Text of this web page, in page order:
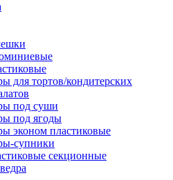
для тортов/кондитерских
под суши
под ягоды
эконом пластиковые
супники
секционные